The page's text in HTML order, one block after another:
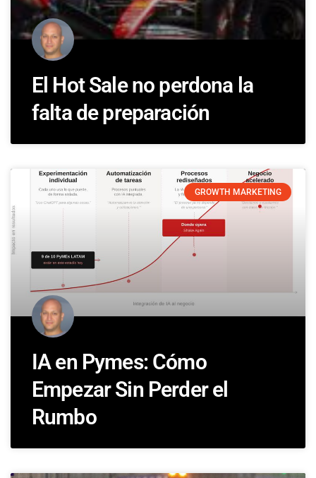
El Hot Sale no perdona la
falta de preparación
GROWTH MARKETING
IA en Pymes: Cómo
Empezar Sin Perder el
Rumbo